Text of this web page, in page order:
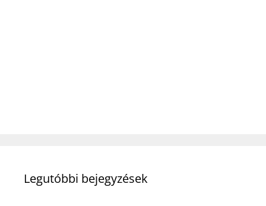
Legutóbbi bejegyzések